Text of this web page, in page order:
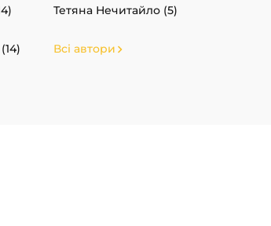
Тетяна Нечитайло (5)
Всі автори